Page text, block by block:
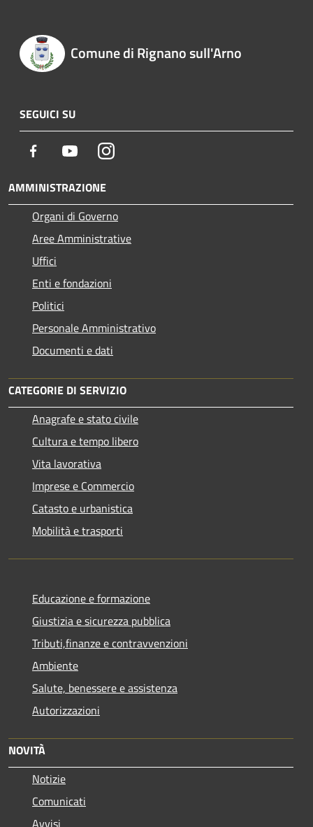
Comune di Rignano sull'Arno
SEGUICI SU
Facebook YoutubeInstagram
AMMINISTRAZIONE
Organi di Governo
Aree Amministrative
Uffici
Enti e fondazioni
Politici
Personale Amministrativo
Documenti e dati
CATEGORIE DI SERVIZIO
Anagrafe e stato civile
Cultura e tempo libero
Vita lavorativa
Imprese e Commercio
Catasto e urbanistica
Mobilità e trasporti
Educazione e formazione
Giustizia e sicurezza pubblica
Tributi,finanze e contravvenzioni
Ambiente
Salute, benessere e assistenza
Autorizzazioni
NOVITÀ
Notizie
Comunicati